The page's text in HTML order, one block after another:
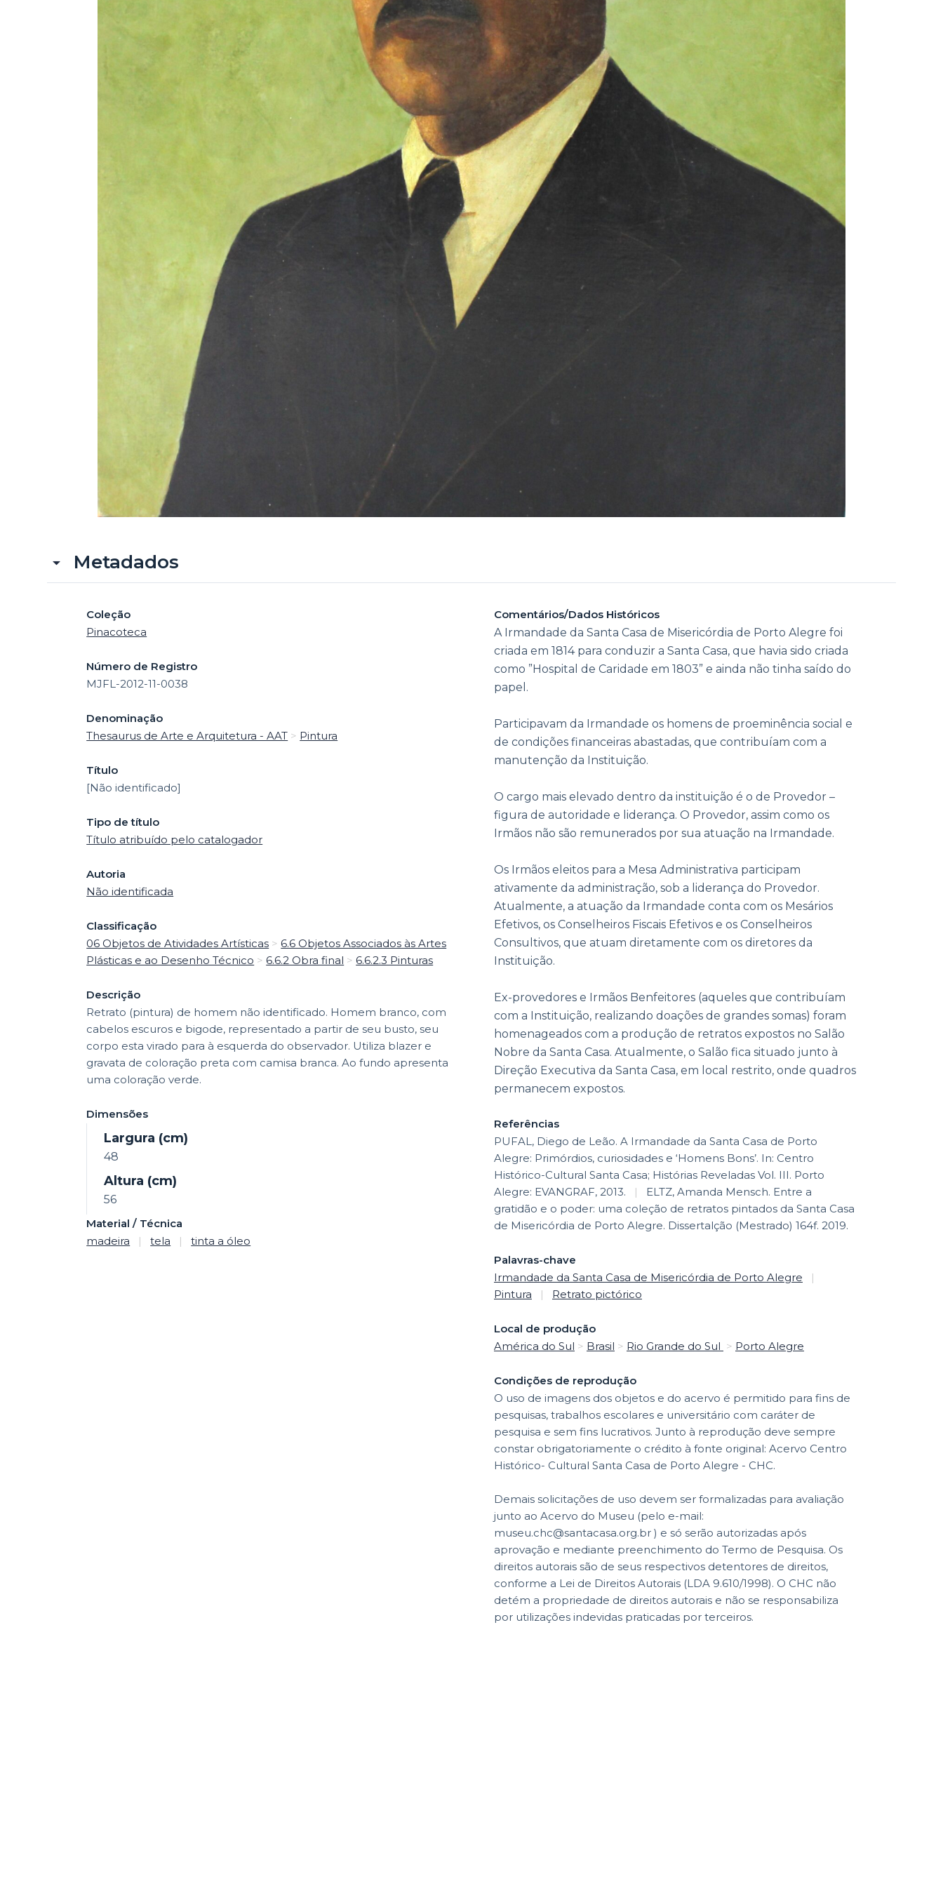
Metadados
Coleção
Pinacoteca
Número de Registro
MJFL-2012-11-0038
Denominação
Thesaurus de Arte e Arquitetura - AAT > Pintura
Título
[Não identificado]
Tipo de título
Título atribuído pelo catalogador
Autoria
Não identificada
Classificação
06 Objetos de Atividades Artísticas > 6.6 Objetos Associados às Artes
Plásticas e ao Desenho Técnico > 6.6.2 Obra final > 6.6.2.3 Pinturas
Descrição
Retrato (pintura) de homem não identificado. Homem branco, com
cabelos escuros e bigode, representado a partir de seu busto, seu
corpo esta virado para à esquerda do observador. Utiliza blazer e
gravata de coloração preta com camisa branca. Ao fundo apresenta
uma coloração verde.
Dimensões
Largura (cm)
48
Altura (cm)
56
Material / Técnica
madeira
| tela | tinta a óleo
Comentários/Dados Históricos
A Irmandade da Santa Casa de Misericórdia de Porto Alegre foi
criada em 1814 para conduzir a Santa Casa, que havia sido criada
como ”Hospital de Caridade em 1803” e ainda não tinha saído do
papel.
Participavam da Irmandade os homens de proeminência social e
de condições financeiras abastadas, que contribuíam com a
manutenção da Instituição.
O cargo mais elevado dentro da instituição é o de Provedor –
figura de autoridade e liderança. O Provedor, assim como os
Irmãos não são remunerados por sua atuação na Irmandade.
Os Irmãos eleitos para a Mesa Administrativa participam
ativamente da administração, sob a liderança do Provedor.
Atualmente, a atuação da Irmandade conta com os Mesários
Efetivos, os Conselheiros Fiscais Efetivos e os Conselheiros
Consultivos, que atuam diretamente com os diretores da
Instituição.
Ex-provedores e Irmãos Benfeitores (aqueles que contribuíam
com a Instituição, realizando doações de grandes somas) foram
homenageados com a produção de retratos expostos no Salão
Nobre da Santa Casa. Atualmente, o Salão fica situado junto à
Direção Executiva da Santa Casa, em local restrito, onde quadros
permanecem expostos.
Referências
PUFAL, Diego de Leão. A Irmandade da Santa Casa de Porto
Alegre: Primórdios, curiosidades e ‘Homens Bons’. In: Centro
Histórico-Cultural Santa Casa; Histórias Reveladas Vol. III. Porto
Alegre: EVANGRAF, 2013.
|
ELTZ, Amanda Mensch. Entre a
gratidão e o poder: uma coleção de retratos pintados da Santa Casa
de Misericórdia de Porto Alegre. Dissertalção (Mestrado) 164f. 2019.
Palavras-chave
Irmandade da Santa Casa de Misericórdia de Porto Alegre
|
Pintura
| Retrato pictórico
Local de produção
América do Sul > Brasil > Rio Grande do Sul > Porto Alegre
Condições de reprodução
O uso de imagens dos objetos e do acervo é permitido para fins de
pesquisas, trabalhos escolares e universitário com caráter de
pesquisa e sem fins lucrativos. Junto à reprodução deve sempre
constar obrigatoriamente o crédito à fonte original: Acervo Centro
Histórico- Cultural Santa Casa de Porto Alegre - CHC.
Demais solicitações de uso devem ser formalizadas para avaliação
junto ao Acervo do Museu (pelo e-mail:
museu.chc@santacasa.org.br ) e só serão autorizadas após
aprovação e mediante preenchimento do Termo de Pesquisa. Os
direitos autorais são de seus respectivos detentores de direitos,
conforme a Lei de Direitos Autorais (LDA 9.610/1998). O CHC não
detém a propriedade de direitos autorais e não se responsabiliza
por utilizações indevidas praticadas por terceiros.